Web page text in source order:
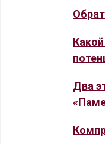
Два